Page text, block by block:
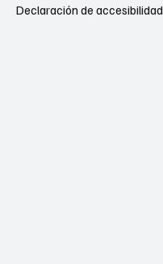
Declaración de accesibilidad